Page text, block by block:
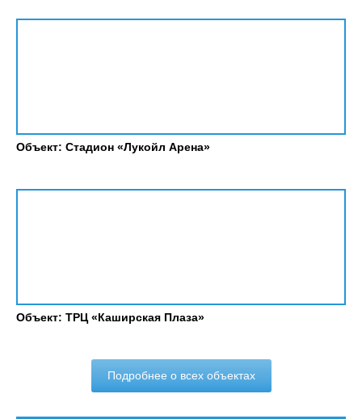
Объект: Стадион «Лукойл Арена»
Объект: ТРЦ «Каширская Плаза»
Подробнее о всех объектах